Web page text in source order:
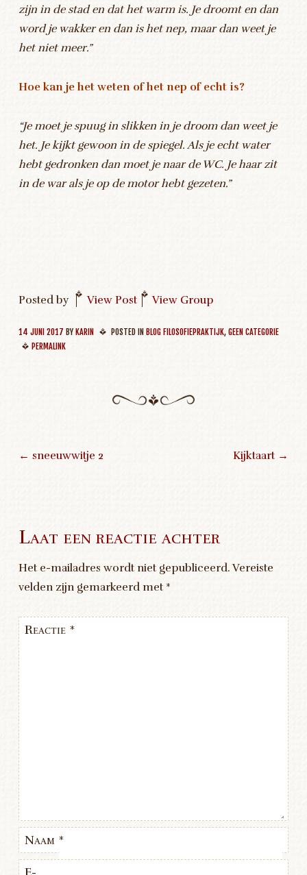
zijn in de stad en dat het warm is. Je droomt en dan
word je wakker en dan is het nep, maar dan weet je
het niet meer.”
Hoe kan je het weten of het nep of echt is?
“Je moet je spuug in slikken in je droom dan weet je
het. Je kijkt gewoon in de spiegel. Als je echt water
hebt gedronken dan moet je naar de WC. Je haar zit
in de war als je op de motor hebt gezeten.”
Posted by | View Post | View Group
14 JUNI 2017 BY KARIN POSTED IN BLOG FILOSOFIEPRAKTIJK,GEEN CATEGORIE
PERMALINK
← sneeuwwitje 2 Kijktaart →
Laat een reactie achter
Het e-mailadres wordt niet gepubliceerd.Vereiste
velden zijn gemarkeerd met *
Reactie *
Naam *